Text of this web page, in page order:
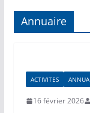
Annuaire
ACTIVITES
16 février 2026